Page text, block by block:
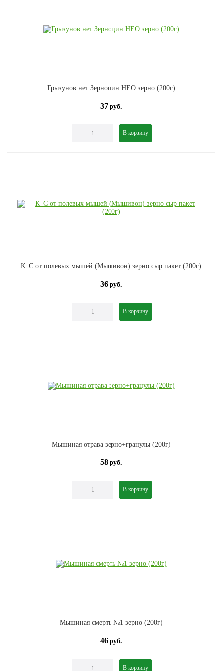
Грызунов нет Зерноцин НЕО зерно (200г)
37 руб.
В корзину
К_С от полевых мышей (Мышивон) зерно сыр пакет (200г)
36 руб.
В корзину
Мышиная отрава зерно+гранулы (200г)
58 руб.
В корзину
Мышиная смерть №1 зерно (200г)
46 руб.
В корзину